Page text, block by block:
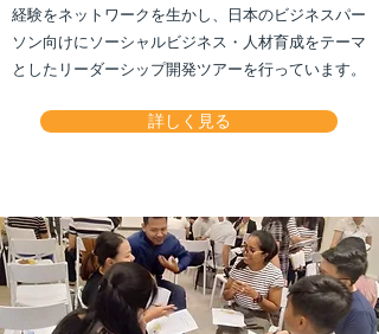
経験をネットワークを生かし、日本のビジネスパー
ソン向けにソーシャルビジネス・人材育成をテーマ
としたリーダーシップ開発ツアーを行っています。
詳しく見る